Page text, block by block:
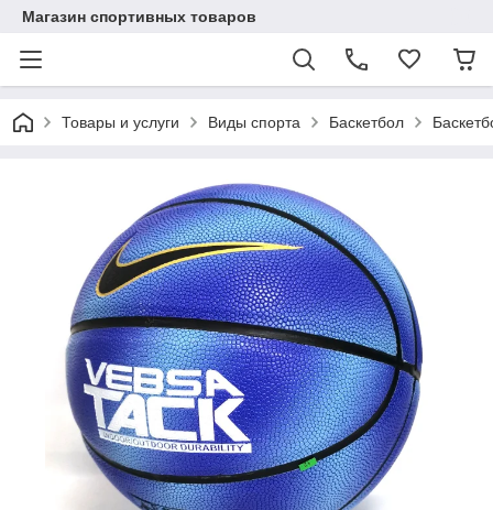
Магазин спортивных товаров
Товары и услуги Виды спорта Баскетбол